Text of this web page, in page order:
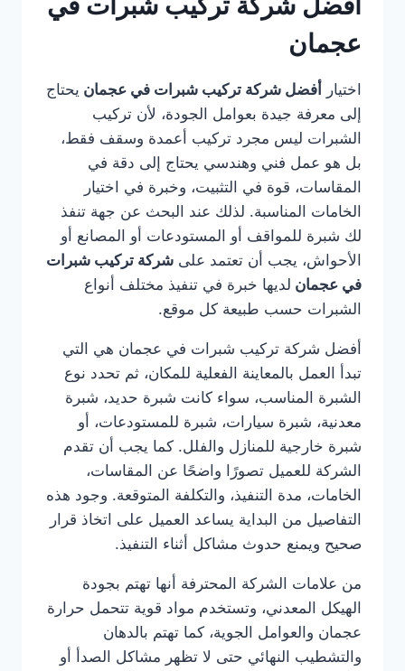
عجمان
اختيار أفضل شركة تركيب شبرات في عجمان يحتاج
إلى معرفة جيدة بعوامل الجودة، لأن تركيب
الشبرات ليس مجرد تركيب أعمدة وسقف فقط،
بل هو عمل فني وهندسي يحتاج إلى دقة في
المقاسات، قوة في التثبيت، وخبرة في اختيار
الخامات المناسبة. لذلك عند البحث عن جهة تنفذ
لك شبرة للمواقف أو المستودعات أو المصانع أو
الأحواش، يجب أن تعتمد على شركة تركيب شبرات
في عجمان لديها خبرة في تنفيذ مختلف أنواع
الشبرات حسب طبيعة كل موقع.
أفضل شركة تركيب شبرات في عجمان هي التي
تبدأ العمل بالمعاينة الفعلية للمكان، ثم تحدد نوع
الشبرة المناسب، سواء كانت شبرة حديد، شبرة
معدنية، شبرة سيارات، شبرة للمستودعات، أو
شبرة خارجية للمنازل والفلل. كما يجب أن تقدم
الشركة للعميل تصورًا واضحًا عن المقاسات،
الخامات، مدة التنفيذ، والتكلفة المتوقعة. وجود هذه
التفاصيل من البداية يساعد العميل على اتخاذ قرار
صحيح ويمنع حدوث مشاكل أثناء التنفيذ.
من علامات الشركة المحترفة أنها تهتم بجودة
الهيكل المعدني، وتستخدم مواد قوية تتحمل حرارة
عجمان والعوامل الجوية، كما تهتم بالدهان
والتشطيب النهائي حتى لا تظهر مشاكل الصدأ أو